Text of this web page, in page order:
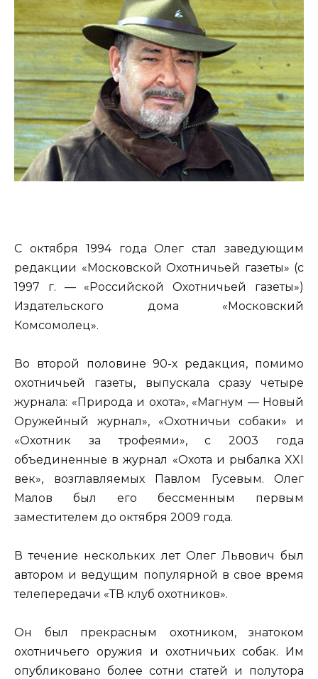
С октября 1994 года Олег стал заведующим
редакции «Московской Охотничьей газеты» (с
1997 г. — «Российской Охотничьей газеты»)
Издательского дома «Московский
Комсомолец».
Во второй половине 90-х редакция, помимо
охотничьей газеты, выпускала сразу четыре
журнала: «Природа и охота», «Магнум — Новый
Оружейный журнал», «Охотничьи собаки» и
«Охотник за трофеями», с 2003 года
объединенные в журнал «Охота и рыбалка XXI
век», возглавляемых Павлом Гусевым. Олег
Малов был его бессменным первым
заместителем до октября 2009 года.
В течение нескольких лет Олег Львович был
автором и ведущим популярной в свое время
телепередачи «ТВ клуб охотников».
Он был прекрасным охотником, знатоком
охотничьего оружия и охотничьих собак. Им
опубликовано более сотни статей и полутора